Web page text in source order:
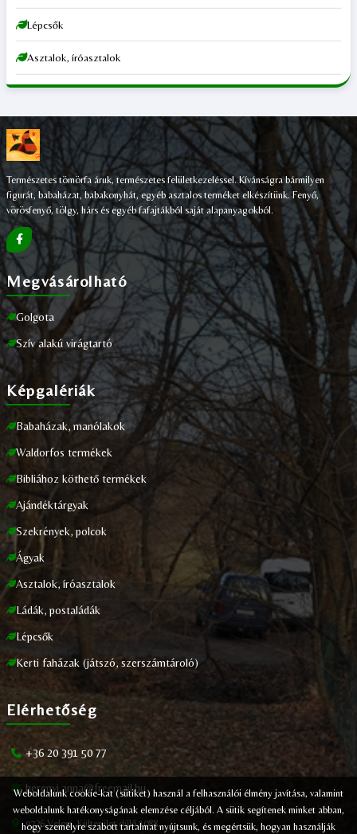
Lépcsők
Asztalok, íróasztalok
Természetes tömörfa áruk, természetes felületkezeléssel. Kívánságra bármilyen
figurát, babaházat, babakonyhát, egyéb asztalos terméket elkészítünk. Fenyő,
vörösfenyő, tölgy, hárs és egyéb fafajtákból saját alapanyagokból.
Megvásárolható
Golgota
Szív alakú virágtartó
Képgalériák
Babaházak, manólakok
Waldorfos termékek
Bibliához köthető termékek
Ajándéktárgyak
Szekrények, polcok
Ágyak
Asztalok, íróasztalok
Ládák, postaládák
Lépcsők
Kerti faházak (játszó, szerszámtároló)
Elérhetőség
+36 20 391 50 77
herenyi.anna@freemail.hu
9726 Velem, Külterület dűlő 1088.
Weboldalunk cookie-kat (sütiket) használ a felhasználói élmény javítása, valamint
weboldalunk hatékonyságának elemzése céljából. A sütik segítenek minket abban,
hogy személyre szabott tartalmat nyújtsunk, és megértsük, hogyan használják